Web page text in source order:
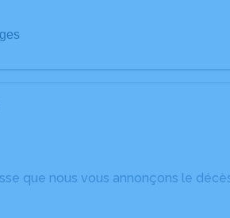
que nous vous annonçons le